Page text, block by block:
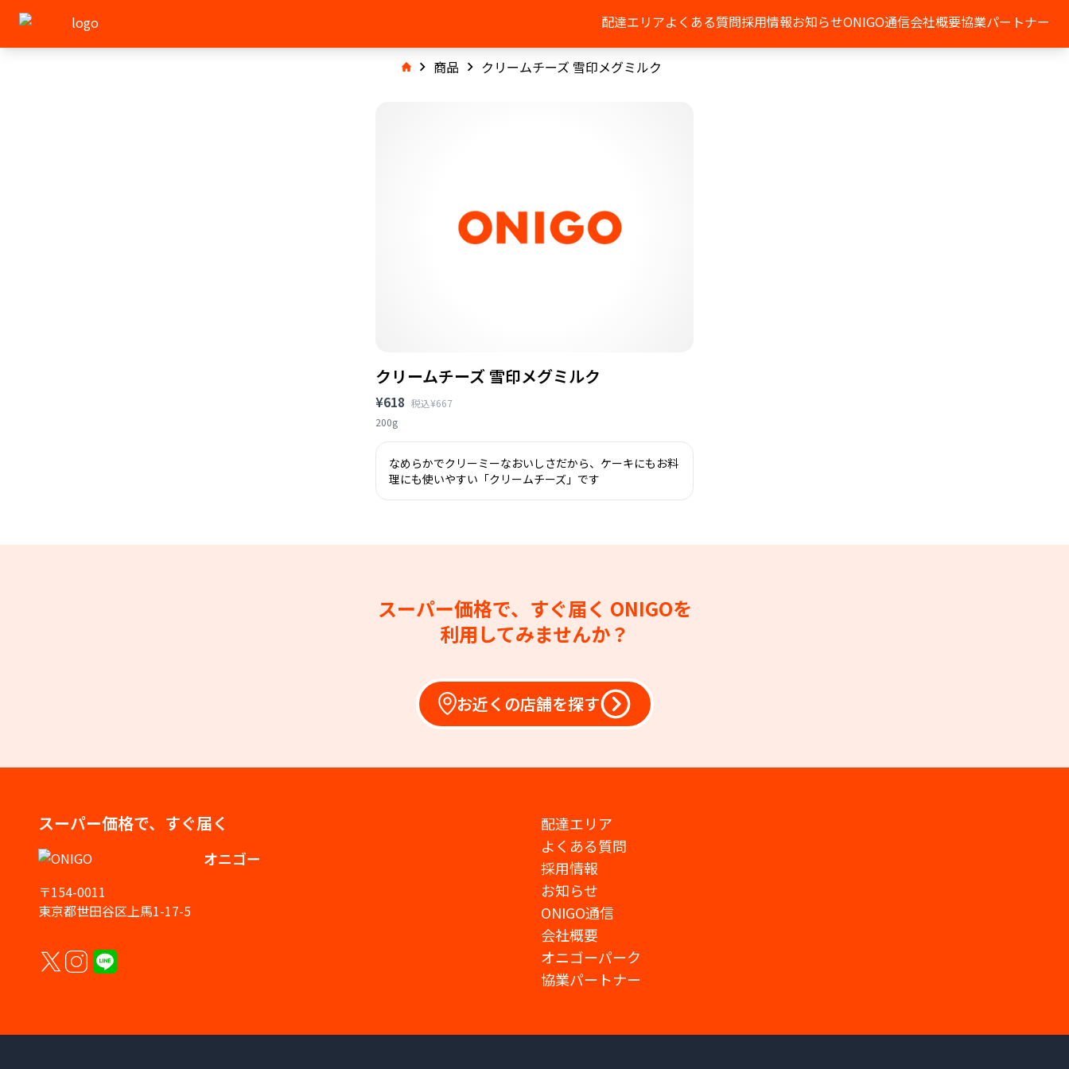
配達エリアよくある質問採用情報お知らせONIGO通信会社概要協業パートナー
商品 クリームチーズ 雪印メグミルク
クリームチーズ 雪印メグミルク
¥618 税込¥667
200g
なめらかでクリーミーなおいしさだから、ケーキにもお料
理にも使いやすい「クリームチーズ」です
スーパー価格で、すぐ届く ONIGOを
利用してみませんか？
お近くの店舗を探す
スーパー価格で、すぐ届く
オニゴー
〒154-0011
東京都世田谷区上馬1-17-5
配達エリア
よくある質問
採用情報
お知らせ
ONIGO通信
会社概要
オニゴーパーク
協業パートナー